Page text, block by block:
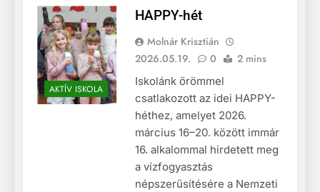
AKTÍV ISKOLA
HAPPY-hét
Molnár Krisztián
2026.05.19.
0 2 mins
Iskolánk örömmel
csatlakozott az idei HAPPY-
héthez, amelyet 2026.
március 16–20. között immár
16. alkalommal hirdetett meg
a vízfogyasztás
népszerűsítésére a Nemzeti